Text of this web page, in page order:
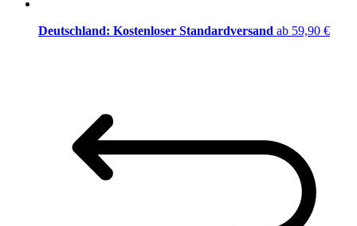
Deutschland: Kostenloser Standardversand ab 59,90 €